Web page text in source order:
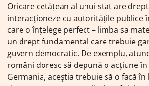
Oricare cetățean al unui stat are
interacționeze cu autoritățile publice
care o înțelege perfect – limba sa
un drept fundamental care trebuie
guvern democratic. De exemplu,
români doresc să depună o acțiune
Germania, aceștia trebuie să o facă